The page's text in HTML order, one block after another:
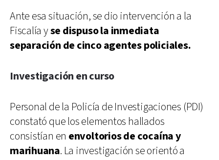
Ante esa situación, se dio intervención a la
Fiscalía yse dispuso la inmediata
separación de cinco agentes policiales.
Investigación en curso
Personal de la Policía de Investigaciones (PDI)
constató que los elementos hallados
consistían en envoltorios de cocaína y
marihuana. La investigación se orientó a